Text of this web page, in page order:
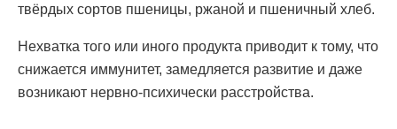
твёрдых сортов пшеницы, ржаной и пшеничный хлеб.
Нехватка того или иного продукта приводит к тому, что
снижается иммунитет, замедляется развитие и даже
возникают нервно-психически расстройства.